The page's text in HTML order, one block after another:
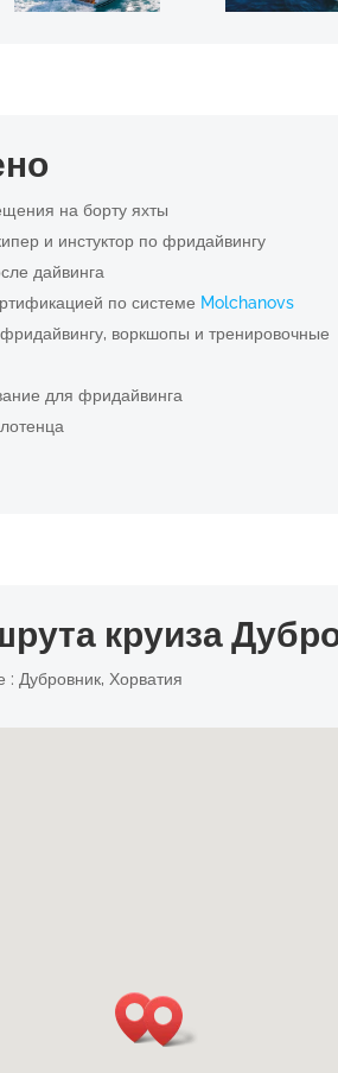
на борту яхты
и инстуктор по фридайвингу
дайвинга
посистеме Molchanovs
воркшопы и тренировочные
для фридайвинга
круиза
Дубровник, Хорватия